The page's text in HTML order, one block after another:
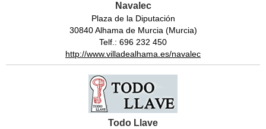
Navalec
Plaza de la Diputación
30840 Alhama de Murcia (Murcia)
Telf.: 696 232 450
http://www.villadealhama.es/navalec
Todo Llave